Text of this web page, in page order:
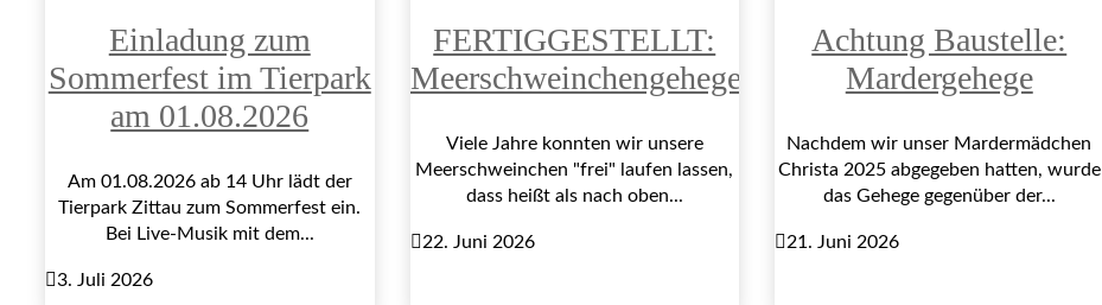
Einladung zum
Sommerfest im Tierpark
am 01.08.2026
Am 01.08.2026 ab 14 Uhr lädt der
Tierpark Zittau zum Sommerfest ein.
Bei Live-Musik mit dem...
3. Juli 2026
FERTIGGESTELLT:
Meerschweinchengehege
Viele Jahre konnten wir unsere
Meerschweinchen "frei" laufen lassen,
dass heißt als nach oben...
22. Juni 2026
Achtung Baustelle:
Mardergehege
Nachdem wir unser Mardermädchen
Christa 2025 abgegeben hatten, wurde
das Gehege gegenüber der...
21. Juni 2026